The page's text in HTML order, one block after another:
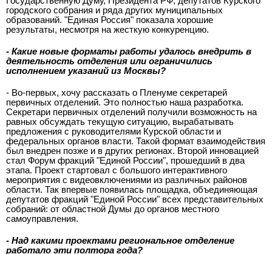
городского собрания и ряда других муниципальных
образований. "Единая Россия" показала хорошие
результаты, несмотря на жесткую конкуренцию.
- Какие новые форматы работы удалось внедрить в
деятельность отделения или ограничились
исполнением указаний из Москвы?
- Во-первых, хочу рассказать о Пленуме секретарей
первичных отделений. Это полностью наша разработка.
Секретари первичных отделений получили возможность на
равных обсуждать текущую ситуацию, вырабатывать
предложения с руководителями Курской области и
федеральных органов власти. Такой формат взаимодействия
был внедрен позже и в других регионах. Второй инновацией
стал Форум фракций "Единой России", прошедший в два
этапа. Проект стартовал с большого интерактивного
мероприятия с видеовключениями из различных районов
области. Так впервые появилась площадка, объединяющая
депутатов фракций "Единой России" всех представительных
собраний: от областной Думы до органов местного
самоуправления.
- Над какими проектами региональное отделение
работало эти полтора года?